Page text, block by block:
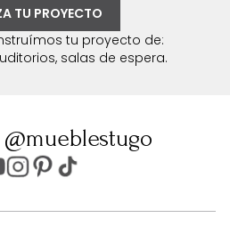
TU PROYECTO
tu proyecto de:
salas de espera.